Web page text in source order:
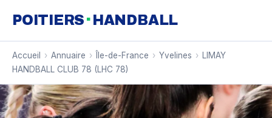
POITIERS · HANDBALL
Accueil › Annuaire › Île-de-France › Yvelines › LIMAY
HANDBALL CLUB 78 (LHC 78)